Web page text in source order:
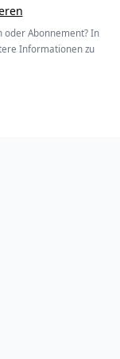
oder Abonnement? In
Informationen zu